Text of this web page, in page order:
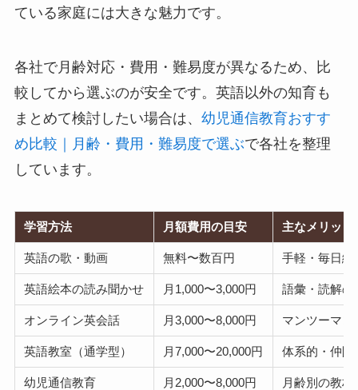
ている家庭には大きな魅力です。
各社で月齢対応・費用・難易度が異なるため、比
較してから選ぶのが安全です。英語以外の知育も
まとめて検討したい場合は、 幼児通信教育おすす
め比較｜月齢・費用・難易度で選ぶで各社を整理
しています。
学習方法 月額費用の目安 主なメリット
英語の歌・動画 無料〜数百円 手軽・毎日続
英語絵本の読み聞かせ 月1,000〜3,000円 語彙・読解の
オンライン英会話 月3,000〜8,000円 マンツーマ
英語教室（通学型） 月7,000〜20,000円 体系的・仲間
幼児通信教育 月2,000〜8,000円 月齢別の教